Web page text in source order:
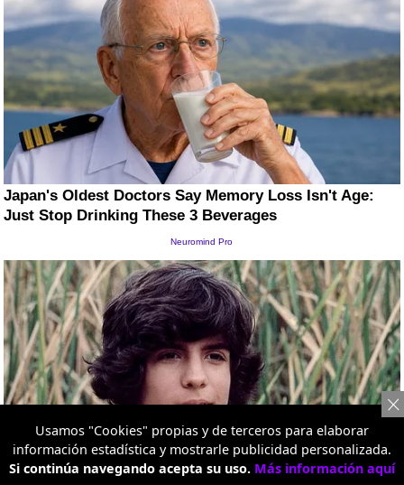
Usamos "Cookies" propias y de terceros para elaborar
información estadística y mostrarle publicidad personalizada.
Si continúa navegando acepta su uso. Más información aquí